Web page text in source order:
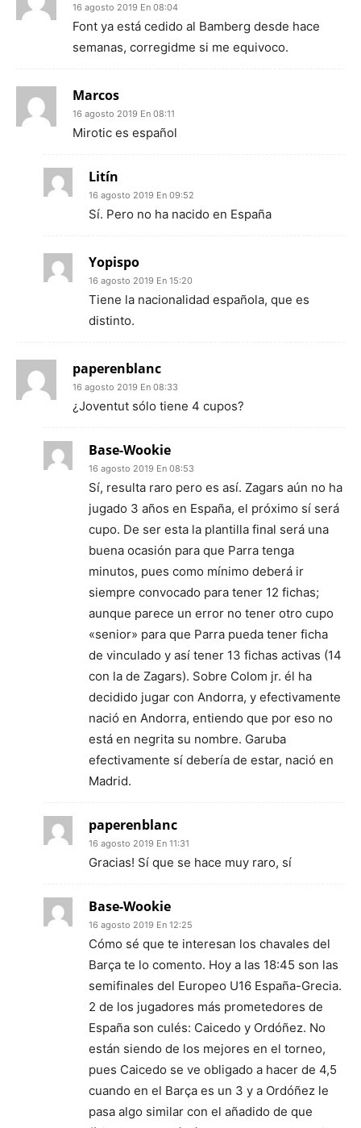
16 agosto 2019 En 08:04
Font ya está cedido al Bamberg desde hace
semanas, corregidme si me equivoco.
Marcos
16 agosto 2019 En 08:11
Mirotic es español
Litín
16 agosto 2019 En 09:52
Sí. Pero no ha nacido en España
Yopispo
16 agosto 2019 En 15:20
Tiene la nacionalidad española, que es
distinto.
paperenblanc
16 agosto 2019 En 08:33
¿Joventut sólo tiene 4 cupos?
Base-Wookie
16 agosto 2019 En 08:53
Sí, resulta raro pero es así. Zagars aún no ha
jugado 3 años en España, el próximo sí será
cupo. De ser esta la plantilla final será una
buena ocasión para que Parra tenga
minutos, pues como mínimo deberá ir
siempre convocado para tener 12 fichas;
aunque parece un error no tener otro cupo
«senior» para que Parra pueda tener ficha
de vinculado y así tener 13 fichas activas (14
con la de Zagars). Sobre Colom jr. él ha
decidido jugar con Andorra, y efectivamente
nació en Andorra, entiendo que por eso no
está en negrita su nombre. Garuba
efectivamente sí debería de estar, nació en
Madrid.
paperenblanc
16 agosto 2019 En 11:31
Gracias! Sí que se hace muy raro, sí
Base-Wookie
16 agosto 2019 En 12:25
Cómo sé que te interesan los chavales del
Barça te lo comento. Hoy a las 18:45 son las
semifinales del Europeo U16 España-Grecia.
2 de los jugadores más prometedores de
España son culés: Caicedo y Ordóñez. No
están siendo de los mejores en el torneo,
pues Caicedo se ve obligado a hacer de 4,5
cuando en el Barça es un 3 y a Ordóñez le
pasa algo similar con el añadido de que